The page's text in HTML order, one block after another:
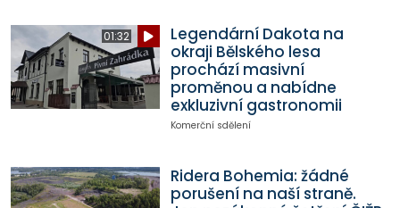
01:32
Legendární Dakota na
okraji Bělského lesa
prochází masivní
proměnou a nabídne
exkluzivní gastronomii
Komerční sdělení
Ridera Bohemia: žádné
porušení na naší straně.